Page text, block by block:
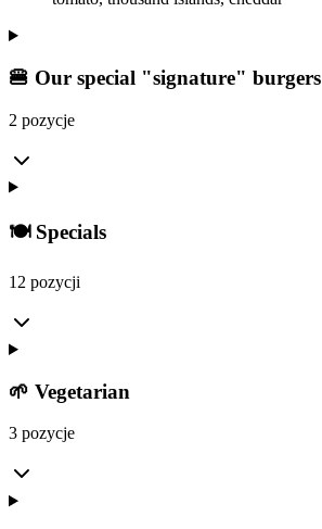
🍔 Our special "signature" burgers
2 pozycje
🍽️ Specials
12 pozycji
🌱 Vegetarian
3 pozycje